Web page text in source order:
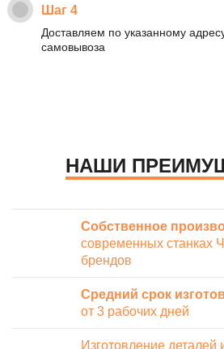
Шаг 4
Доставляем по указанному
самовывоза
НАШИ
Собственное
современных станках
брендов
Средний срок
от 3 рабочих дней
Изготовление деталей